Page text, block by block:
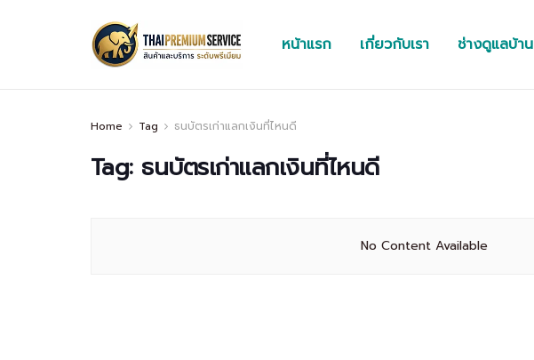
หน้าแรก เกี่ยวกับเรา ช่างดูแลบ้าน
Home Tag ธนบัตรเก่าแลกเงินที่ไหนดี
Tag: ธนบัตรเก่าแลกเงินที่ไหนดี
No Content Available